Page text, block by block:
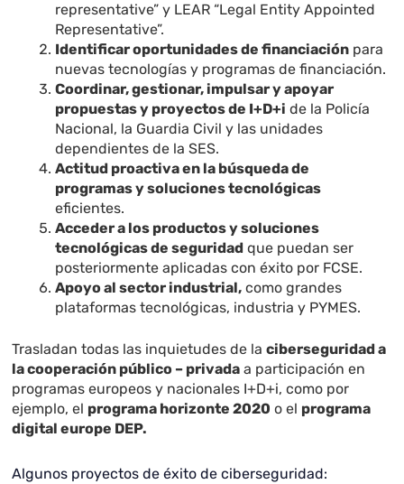
representative” y LEAR “Legal Entity Appointed
Representative”.
Identificar oportunidades de financiación para
nuevas tecnologías y programas de financiación.
Coordinar, gestionar, impulsar y apoyar
propuestas y proyectos de I+D+i de la Policía
Nacional, la Guardia Civil y las unidades
dependientes de la SES.
Actitud proactiva en la búsqueda de
programas y soluciones tecnológicas
eficientes.
Acceder a los productos y soluciones
tecnológicas de seguridad que puedan ser
posteriormente aplicadas con éxito por FCSE.
Apoyo al sector industrial, como grandes
plataformas tecnológicas, industria y PYMES.
Trasladan todas las inquietudes de laciberseguridad a
la cooperación público – privada a participación en
programas europeos y nacionales I+D+i, como por
ejemplo, el programa horizonte 2020 o el programa
digital europe DEP.
Algunos proyectos de éxito de ciberseguridad: